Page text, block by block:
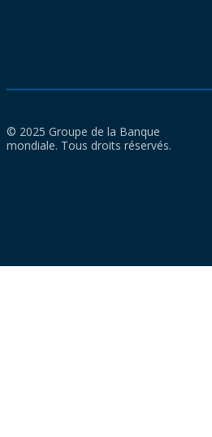
© 2025 Groupe de la Banque
mondiale. Tous droits réservés.